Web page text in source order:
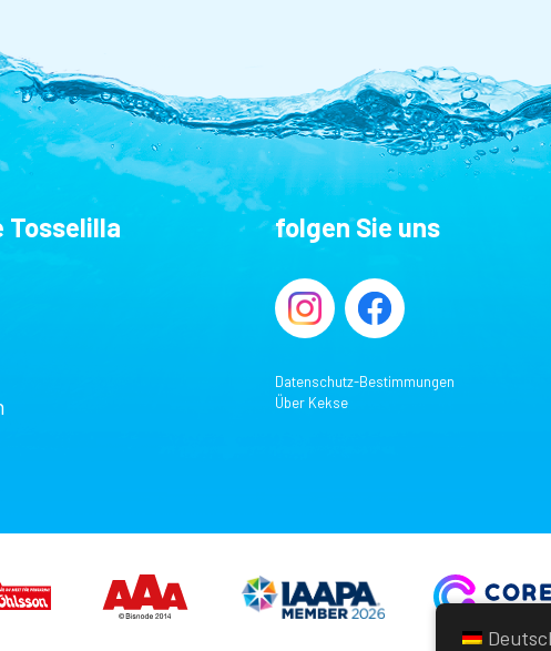
Tosselilla folgen Sie uns
Datenschutz-Bestimmungen
Über Kekse